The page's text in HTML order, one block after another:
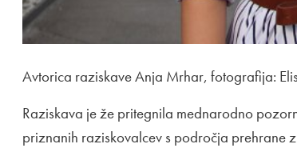
Avtorica raziskave Anja Mrhar, fotografija:
Raziskava je že pritegnila mednarodno
priznanih raziskovalcev s področja prehrane